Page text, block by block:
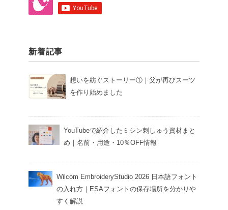
新着記事
想いを紡ぐストーリー①｜父が再びスーツ
を作り始めました
YouTubeで紹介したミシン刺しゅう資材まと
め｜名前・用途・10％OFF情報
Wilcom EmbroideryStudio 2026 日本語フォント
の入れ方｜ESAフォントの保存場所を分かりや
すく解説